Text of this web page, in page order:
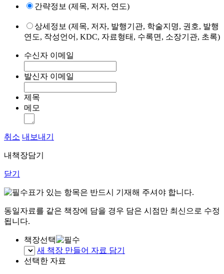
간략정보 (제목, 저자, 연도)
상세정보 (제목, 저자, 발행기관, 학술지명, 권호, 발행
연도, 작성언어, KDC, 자료형태, 수록면, 소장기관, 초록)
수신자 이메일
발신자 이메일
제목
메모
취소 내보내기
내책장담기
닫기
표가 있는 항목은 반드시 기재해 주셔야 합니다.
동일자료를 같은 책장에 담을 경우 담은 시점만 최신으로 수정
됩니다.
책장선택
새 책장 만들어 자료 담기
선택한 자료